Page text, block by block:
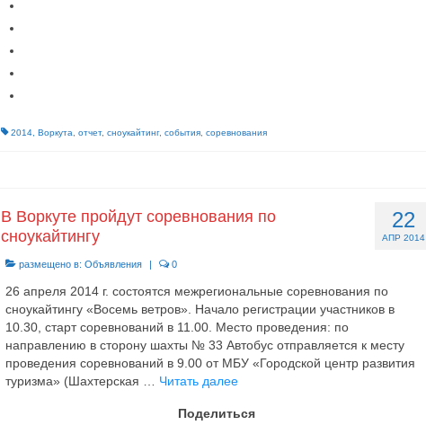
2014, Воркута отчет, сноукайтинг, события, соревнования
22
АПР 2014
В Воркуте пройдут соревнования по
сноукайтингу
размещено в: Объявления | 0
26 апреля 2014 г. состоятся межрегиональные соревнования по
сноукайтингу «Восемь ветров». Начало регистрации участников в
10.30, старт соревнований в 11.00. Место проведения: по
направлению в сторону шахты № 33 Автобус отправляется к месту
проведения соревнований в 9.00 от МБУ «Городской центр развития
туризма» (Шахтерская … Читать далее
Поделиться